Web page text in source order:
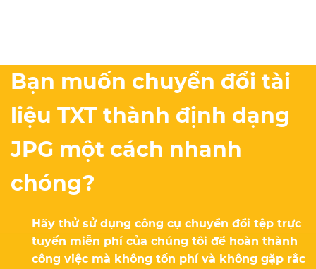
Bạn muốn chuyển đổi tài
liệu TXT thành định dạng
JPG một cách nhanh
chóng?
Hãy thử sử dụng công cụ chuyển đổi tệp trực
tuyến miễn phí của chúng tôi để hoàn thành
công việc mà không tốn phí và không gặp rắc